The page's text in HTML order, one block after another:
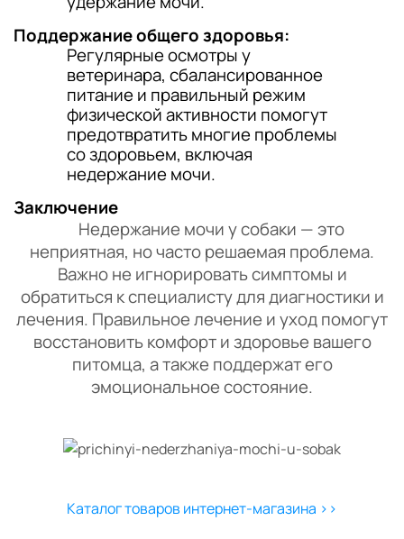
Поддержание общего здоровья:
Регулярные осмотры у
ветеринара, сбалансированное
питание и правильный режим
физической активности помогут
предотвратить многие проблемы
со здоровьем, включая
недержание мочи.
Заключение
Недержание мочи у собаки — это
неприятная, но часто решаемая проблема.
Важно не игнорировать симптомы и
обратиться к специалисту для диагностики и
лечения. Правильное лечение и уход помогут
восстановить комфорт и здоровье вашего
питомца, а также поддержат его
эмоциональное состояние.
Каталог товаров интернет-магазина >>